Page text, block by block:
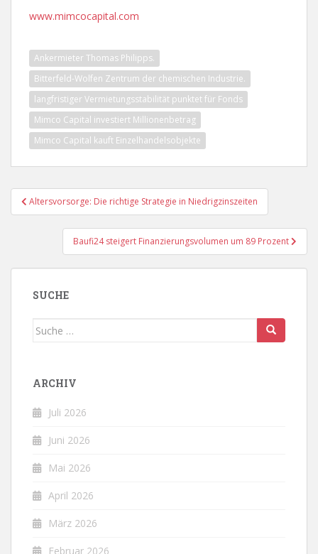
www.mimcocapital.com
Ankermieter Thomas Philipps.
Bitterfeld-Wolfen Zentrum der chemischen Industrie.
langfristiger Vermietungsstabilität punktet für Fonds
Mimco Capital investiert Millionenbetrag
Mimco Capital kauft Einzelhandelsobjekte
Beitragsnavigation
Altersvorsorge: Die richtige Strategie in Niedrigzinszeiten
Baufi24 steigert Finanzierungsvolumen um 89 Prozent
SUCHE
Suche
ARCHIV
Juli 2026
Juni 2026
Mai 2026
April 2026
März 2026
Februar 2026